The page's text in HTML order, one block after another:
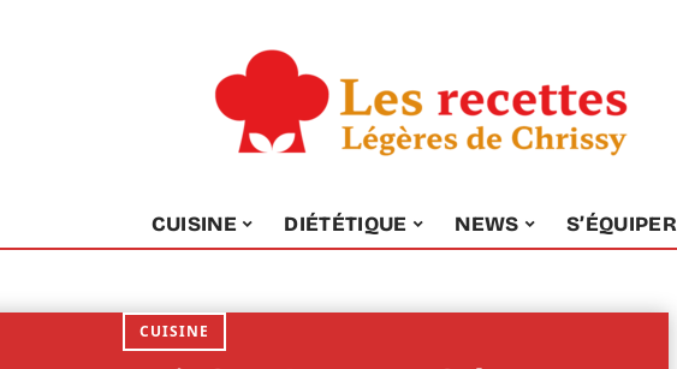
CUISINE DIÉTÉTIQUE NEWS S’ÉQUIPER
CUISINE